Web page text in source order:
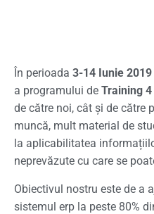
În perioada 3-14 Iunie 2019
a programului de Training 4
de către noi, cât și de către
muncă, mult material de
la aplicabilitatea
neprevăzute cu care se
Obiectivul nostru este de a
sistemul erp la peste 80%